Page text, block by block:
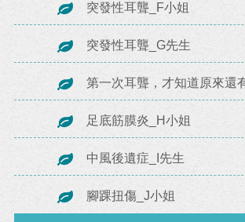
突發性耳聾_F小姐
突發性耳聾_G先生
第一次耳聾，才知道原來還
足底筋膜炎_H小姐
中風後遺症_I先生
腳踝扭傷_J小姐